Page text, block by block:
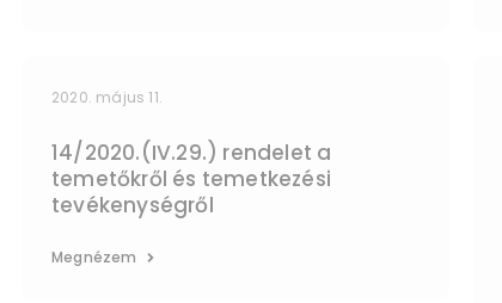
2020. május 11.
14/2020.(IV.29.) rendelet a
temetőkről és temetkezési
tevékenységről
Megnézem